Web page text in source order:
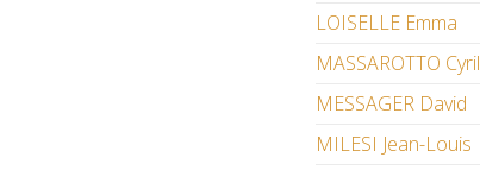
LOISELLE Emma
MASSAROTTO Cyril
MESSAGER David
MILESI Jean-Louis